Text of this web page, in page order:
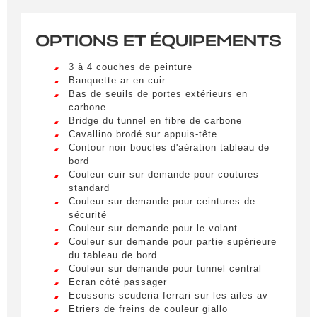
Civilité *
M.
*
Prénom
E-mail *
Téléphone
LIVRAISON PARTOUT EN
FRANCE
Lorem ipsum dolor sit amet, consectetur
adipiscing elit. Ut a elit sed nisl pulvinar
egestas a vel nibh. Sed aliquam varius
feugiat. Suspendisse finibus nec nibh eget
ultricies. Mauris et malesuada augue.
Lorem ipsum dolor sit amet, consectetur
adipiscing elit. Ut a elit sed nisl pulvinar
egestas a vel nibh. Sed aliquam varius
feugiat. Suspendisse finibus nec nibh eget
ultricies. Mauris et malesuada augue.
Lorem ipsum dolor sit amet, consectetur
adipiscing elit. Ut a elit sed nisl pulvinar
egestas a vel nibh. Sed aliquam varius
OPTIONS ET ÉQUIPEMENTS
3 à 4 couches de peinture
Banquette ar en cuir
Bas de seuils de portes extérieurs en
carbone
Bridge du tunnel en fibre de carbone
Cavallino brodé sur appuis-tête
Contour noir boucles d'aération tableau de
bord
Couleur cuir sur demande pour coutures
standard
Couleur sur demande pour ceintures de
sécurité
Couleur sur demande pour le volant
Couleur sur demande pour partie supérieure
du tableau de bord
Couleur sur demande pour tunnel central
Ecran côté passager
Ecussons scuderia ferrari sur les ailes av
Etriers de freins de couleur giallo